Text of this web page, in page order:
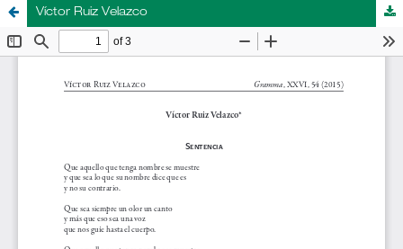
Víctor Ruiz Velazco